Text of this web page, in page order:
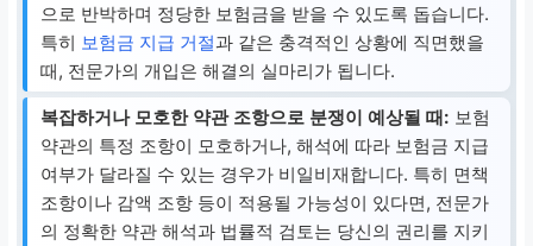
으로 반박하며 정당한 보험금을 받을 수 있도록 돕습니다.
특히 보험금 지급 거절과 같은 충격적인 상황에 직면했을
때, 전문가의 개입은 해결의 실마리가 됩니다.
복잡하거나 모호한 약관 조항으로 분쟁이 예상될 때: 보험
약관의 특정 조항이 모호하거나, 해석에 따라 보험금 지급
여부가 달라질 수 있는 경우가 비일비재합니다. 특히 면책
조항이나 감액 조항 등이 적용될 가능성이 있다면, 전문가
의 정확한 약관 해석과 법률적 검토는 당신의 권리를 지키